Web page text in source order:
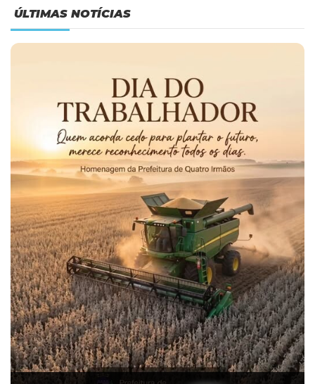
ÚLTIMAS NOTÍCIAS